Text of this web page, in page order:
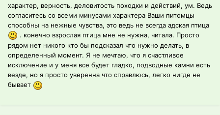
характер, верность, деловитость походки и действий, ум. Ведь
согласитесь со всеми минусами характера Ваши питомцы
способны на нежные чувства, это ведь не всегда адская птица
. конечно взрослая птица мне не нужна, читала. Просто
рядом нет никого кто бы подсказал что нужно делать, в
определенный момент. Я не мечтаю, что я счастливое
исключение и у меня все будет гладко, подводные камни есть
везде, но я просто уверенна что справлюсь, легко нигде не
бывает